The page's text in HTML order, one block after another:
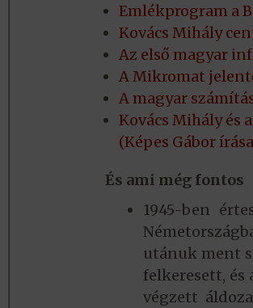
Emlékprogram a
Kovács Mihály
Az első magyar
A Mikromat
A magyar
Kovács Mihály és
(Képes Gábor
És ami még fontos
1945-ben
utánuk ment
felkeresett, és
végzett